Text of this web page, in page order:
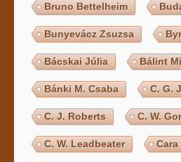
Bruno Bettelheim
Bunyevácz Zsuzsa
Bácskai Júlia Bálint
Bánki M. Csaba C. G.
C. J. Roberts C. W.
C. W. Leadbeater